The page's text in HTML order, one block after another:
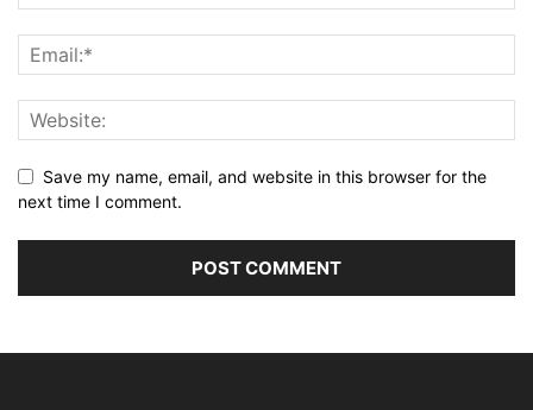
Save my name, email, and website in this browser for the
next time I comment.